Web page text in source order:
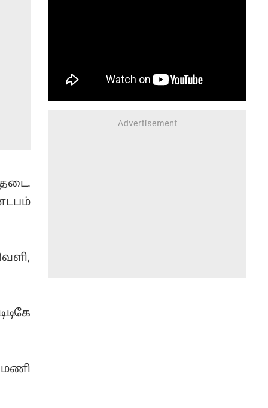
மணி